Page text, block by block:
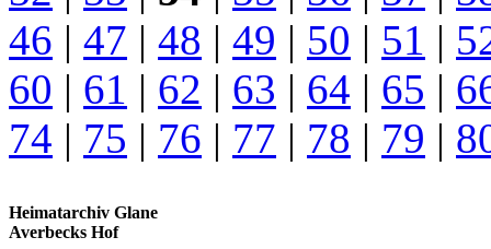
46 | 47 | 48 | 49 | 50 | 51 |
60 | 61 | 62 | 63 | 64 | 65 |
74 | 75 | 76 | 77 | 78 | 79 |
Heimatarchiv Glane
Averbecks Hof